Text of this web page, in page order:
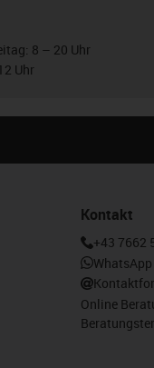
8 – 20 Uhr
Uhr
Kontakt
+43 7662
WhatsApp
Online